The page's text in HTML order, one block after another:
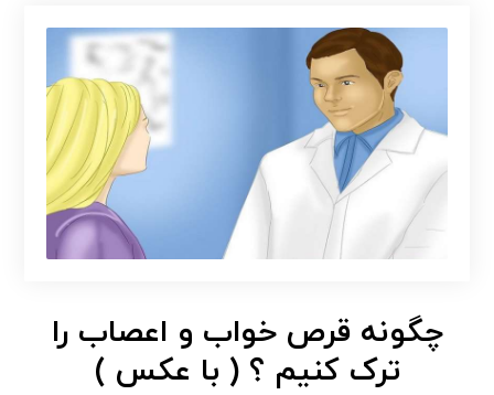
چگونه قرص خواب و اعصاب را
ترک کنیم ؟ ( با عکس )